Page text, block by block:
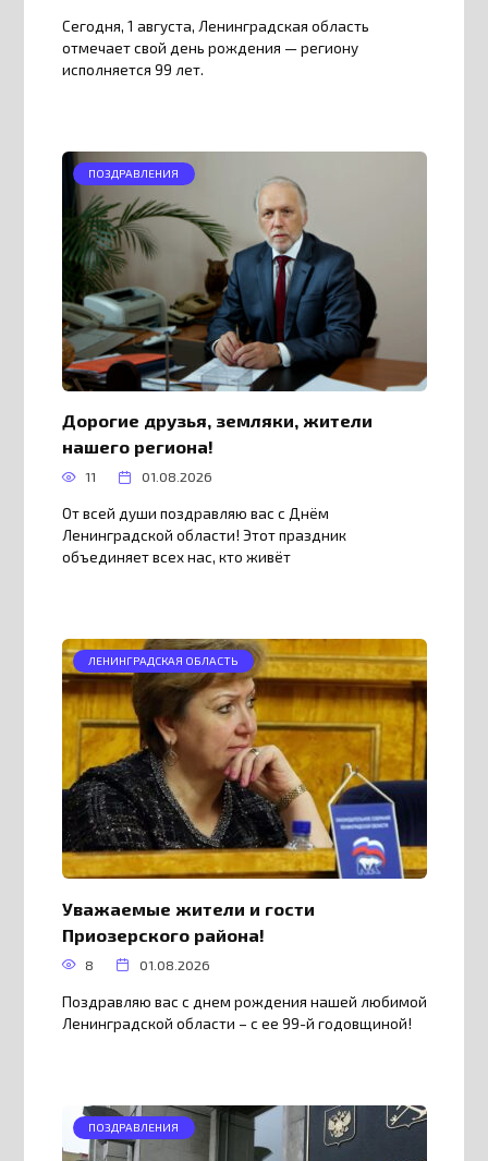
Сегодня, 1 августа, Ленинградская область
отмечает свой день рождения — региону
исполняется 99 лет.
ПОЗДРАВЛЕНИЯ
Дорогие друзья, земляки, жители
нашего региона!
11 01.08.2026
От всей души поздравляю вас с Днём
Ленинградской области! Этот праздник
объединяет всех нас, кто живёт
ЛЕНИНГРАДСКАЯ ОБЛАСТЬ
Уважаемые жители и гости
Приозерского района!
8 01.08.2026
Поздравляю вас с днем рождения нашей любимой
Ленинградской области – с ее 99-й годовщиной!
ПОЗДРАВЛЕНИЯ